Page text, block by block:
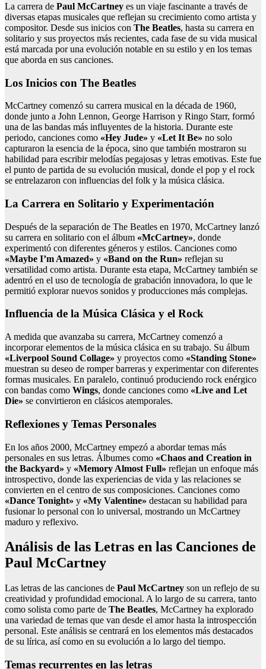
La carrera de Paul McCartney es un viaje fascinante a través de
diversas etapas musicales que reflejan su crecimiento como artista y
compositor. Desde sus inicios con The Beatles, hasta su carrera en
solitario y sus proyectos más recientes, cada fase de su vida musical
está marcada por una evolución notable en su estilo y en los temas
que aborda en sus canciones.
Los Inicios con The Beatles
McCartney comenzó su carrera musical en la década de 1960,
donde junto a John Lennon, George Harrison y Ringo Starr, formó
una de las bandas más influyentes de la historia. Durante este
periodo, canciones como «Hey Jude» y «Let It Be» no solo
capturaron la esencia de la época, sino que también mostraron su
habilidad para escribir melodías pegajosas y letras emotivas. Este fue
el punto de partida de su evolución musical, donde el pop y el rock
se entrelazaron con influencias del folk y la música clásica.
La Carrera en Solitario y Experimentación
Después de la separación de The Beatles en 1970, McCartney lanzó
su carrera en solitario con el álbum «McCartney», donde
experimentó con diferentes géneros y estilos. Canciones como
«Maybe I’m Amazed» y «Band on the Run» reflejan su
versatilidad como artista. Durante esta etapa, McCartney también se
adentró en el uso de tecnología de grabación innovadora, lo que le
permitió explorar nuevos sonidos y producciones más complejas.
Influencia de la Música Clásica y el Rock
A medida que avanzaba su carrera, McCartney comenzó a
incorporar elementos de la música clásica en su trabajo. Su álbum
«Liverpool Sound Collage» y proyectos como «Standing Stone»
muestran su deseo de romper barreras y experimentar con diferentes
formas musicales. En paralelo, continuó produciendo rock enérgico
con bandas como Wings, donde canciones como «Live and Let
Die» se convirtieron en clásicos atemporales.
Reflexiones y Temas Personales
En los años 2000, McCartney empezó a abordar temas más
personales en sus letras. Álbumes como «Chaos and Creation in
the Backyard» y «Memory Almost Full» reflejan un enfoque más
introspectivo, donde las experiencias de vida y las relaciones se
convierten en el centro de sus composiciones. Canciones como
«Dance Tonight» y «My Valentine» destacan su habilidad para
fusionar lo personal con lo universal, mostrando un McCartney
maduro y reflexivo.
Análisis de las Letras en las Canciones de
Paul McCartney
Las letras de las canciones de Paul McCartney son un reflejo de su
creatividad y profundidad emocional. A lo largo de su carrera, tanto
como solista como parte de The Beatles, McCartney ha explorado
una variedad de temas que van desde el amor hasta la introspección
personal. Este análisis se centrará en los elementos más destacados
de su lírica, así como en su evolución a lo largo del tiempo.
Temas recurrentes en las letras